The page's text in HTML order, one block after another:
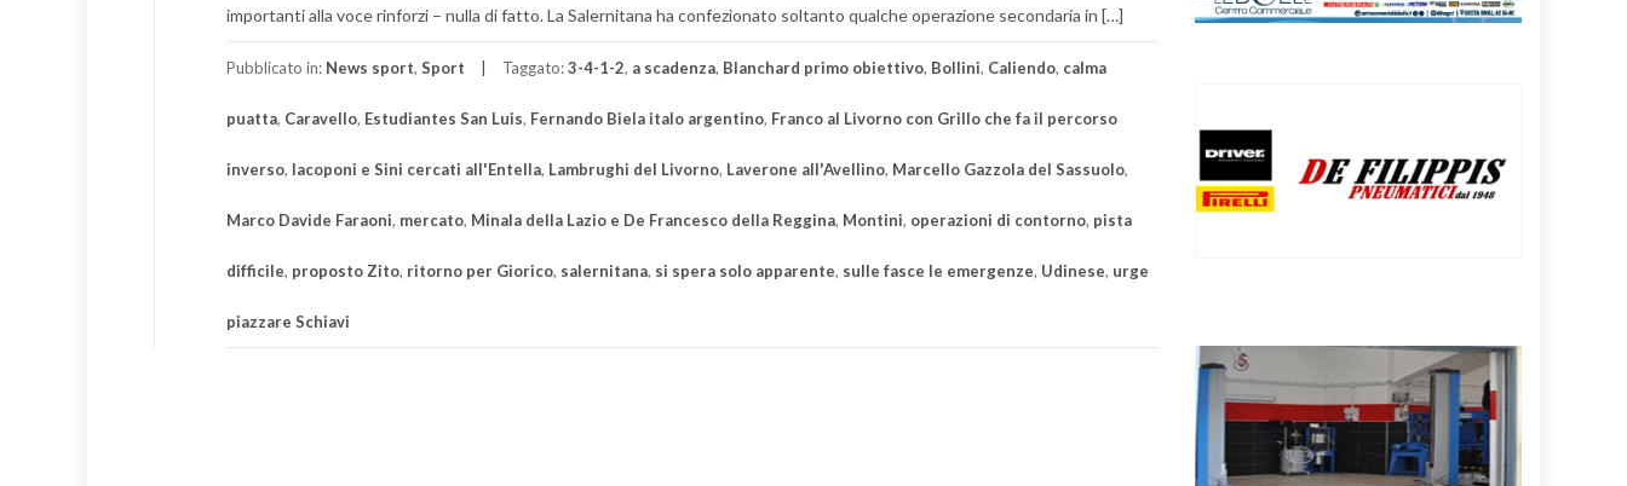
importanti alla voce rinforzi – nulla di fatto. La Salernitana ha confezionato soltanto qualche operazione secondaria in […]
Pubblicato in: News sport, Sport Taggato:3-4-1-2, a scadenza, Blanchard primo obiettivo, Bollini, Caliendo, calma
puatta, Caravello, Estudiantes San Luis, Fernando Biela italo argentino, Franco al Livorno con Grillo che fa il percorso
inverso, Iacoponi e Sini cercati all'Entella, Lambrughi del Livorno, Laverone all'Avellino, Marcello Gazzola del Sassuolo,
Marco Davide Faraoni, mercato, Minala della Lazio e De Francesco della Reggina, Montini, operazioni di contorno, pista
difficile, proposto Zito, ritorno per Giorico, salernitana, si spera solo apparente, sulle fasce le emergenze, Udinese, urge
piazzare Schiavi